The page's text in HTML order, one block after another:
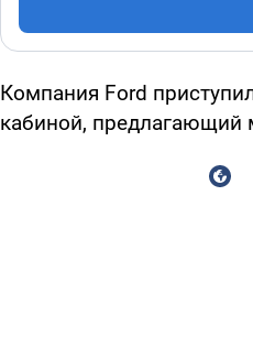
Компания Ford
кабиной, предлагающий